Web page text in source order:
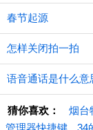
春节起源
怎样关闭拍一拍
语音通话是什么意
猜你喜欢： 烟台
管理器快捷键
34